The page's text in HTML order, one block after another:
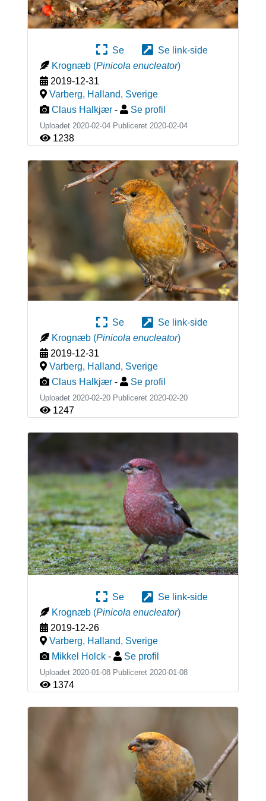
Se
Se link-side
Krognæb (Pinicola enucleator)
2019-12-31
Varberg, Halland, Sverige
Claus Halkjær - Se profil
Uploadet 2020-02-04 Publiceret 2020-02-04
1238
Se
Se link-side
Krognæb (Pinicola enucleator)
2019-12-31
Varberg, Halland, Sverige
Claus Halkjær - Se profil
Uploadet 2020-02-20 Publiceret 2020-02-20
1247
Se
Se link-side
Krognæb (Pinicola enucleator)
2019-12-26
Varberg, Halland, Sverige
Mikkel Holck - Se profil
Uploadet 2020-01-08 Publiceret 2020-01-08
1374